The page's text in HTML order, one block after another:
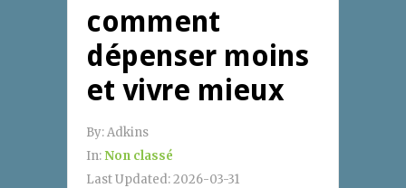
comment
dépenser moins
et vivre mieux
By:Adkins
In:Non classé
Last Updated:2026-03-31